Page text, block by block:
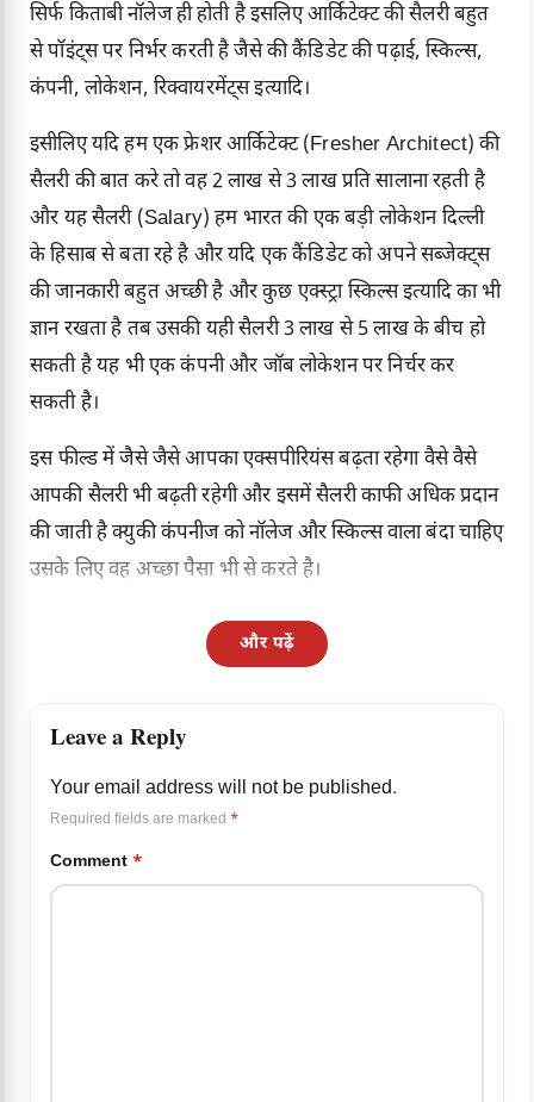
सिर्फ किताबी नॉलेज ही होती है इसलिए आर्किटेक्ट की सैलरी बहुत
से पॉइंट्स पर निर्भर करती है जैसे की कैंडिडेट की पढ़ाई, स्किल्स,
कंपनी, लोकेशन, रिक्वायरमेंट्स इत्यादि।
इसीलिए यदि हम एक फ्रेशर आर्किटेक्ट (Fresher Architect) की
सैलरी की बात करे तो वह 2 लाख से 3 लाख प्रति सालाना रहती है
और यह सैलरी (Salary) हम भारत की एक बड़ी लोकेशन दिल्ली
के हिसाब से बता रहे है और यदि एक कैंडिडेट को अपने सब्जेक्ट्स
की जानकारी बहुत अच्छी है और कुछ एक्स्ट्रा स्किल्स इत्यादि का भी
ज्ञान रखता है तब उसकी यही सैलरी 3 लाख से 5 लाख के बीच हो
सकती है यह भी एक कंपनी और जॉब लोकेशन पर निर्चर कर
सकती है।
इस फील्ड में जैसे जैसे आपका एक्सपीरियंस बढ़ता रहेगा वैसे वैसे
आपकी सैलरी भी बढ़ती रहेगी और इसमें सैलरी काफी अधिक प्रदान
की जाती है क्युकी कंपनीज को नॉलेज और स्किल्स वाला बंदा चाहिए
उसके लिए वह अच्छा पैसा भी से करते है।
और पढ़ें
Leave a Reply
Your email address will not be published.
Required fields are marked *
Comment *